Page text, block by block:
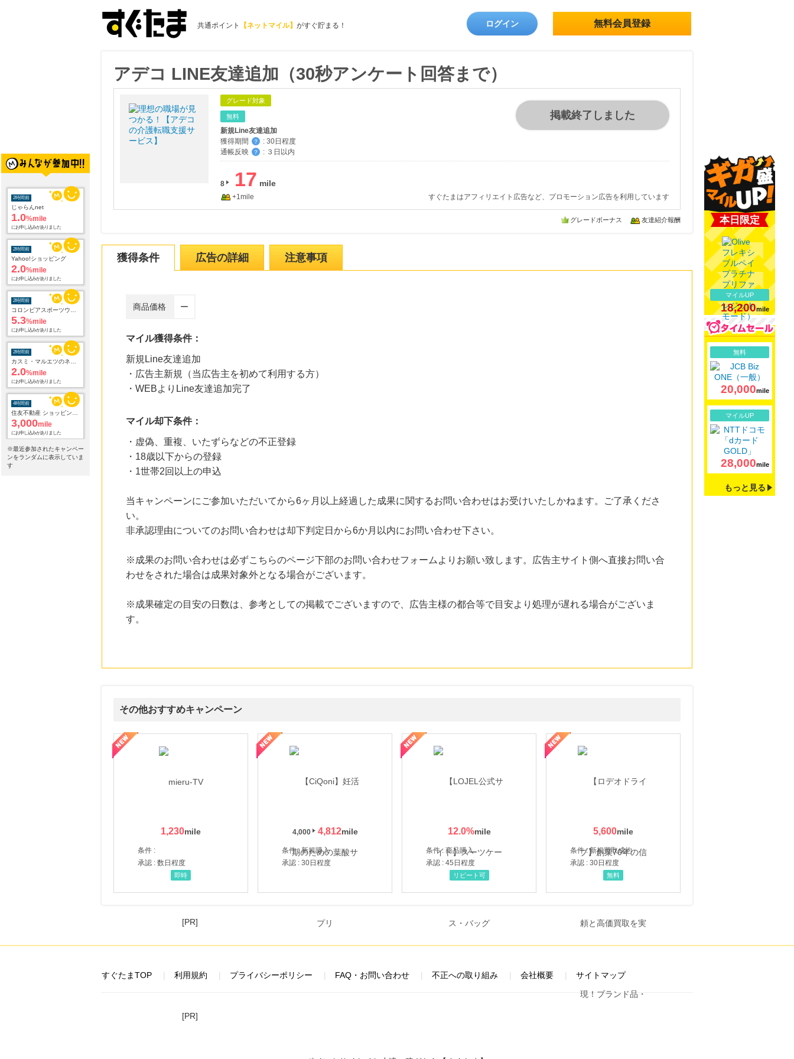
共通ポイント 【ネットマイル】 がすぐ貯まる！ ログイン 無料会員登録
2時間前
じゃらんnet
1.0%mile
にお申し込みがありました
2時間前
Yahoo!ショッピング
2.0%mile
にお申し込みがありました
2時間前
5.3%mile
にお申し込みがありました
2時間前
2.0%mile
にお申し込みがありました
4時間前
3,000mile
にお申し込みがありました
5時間前
※最近参加されたキャンペー
ンをランダムに表示していま
す
アデコ LINE友達追加（30秒アンケート回答まで）
グレード対象
無料
新規Line友達追加
獲得期間
？ : 30日程度
通帳反映
？ : ３日以内
掲載終了しました
8 17
+1mile すぐたまはアフィリエイト広告など、プロモーション広告を利用しています
グレードボーナス 友達紹介報酬
獲得条件 広告の詳細 注意事項
商品価格 ー
マイル獲得条件：
新規Line友達追加
・広告主新規（当広告主を初めて利用する方）
・WEBよりLine友達追加完了
マイル却下条件：
・虚偽、重複、いたずらなどの不正登録
・18歳以下からの登録
・1世帯2回以上の申込
当キャンペーンにご参加いただいてから6ヶ月以上経過した成果に関するお問い合わせはお受けいたしかねます。ご了承くださ
い。
非承認理由についてのお問い合わせは却下判定日から6か月以内にお問い合わせ下さい。
※成果のお問い合わせは必ずこちらのページ下部のお問い合わせフォームよりお願い致します。広告主サイト側へ直接お問い合
わせをされた場合は成果対象外となる場合がございます。
※成果確定の目安の日数は、参考としての掲載でございますので、広告主様の都合等で目安より処理が遅れる場合がございま
す。
その他おすすめキャンペーン
1,230
条件 :
承認 : 数日程度
即時
4,000 4,812
条件 : 新規購入
承認 : 30日程度
12.0%
条件 : 商品購入
承認 : 45日程度
【LOJEL公式サイト】スーツケース・バッグ
リピート可
5,600
条件 : 新規買取成約
承認 : 30日程度
【ロデオドライブ】創業70年の信頼と高価買取を実現！ブランド品・貴金属の無料査定
無料
本日限定
マイルUP
18,200mile
無料
20,000mile
マイルUP
28,000mile
もっと見る
[PR]
すぐたまTOP 利用規約 プライバシーポリシー FAQ・お問い合わせ 不正への取り組み 会社概要 サイトマップ
[PR]